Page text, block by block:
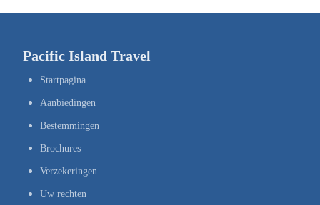
Pacific Island Travel
Startpagina
Aanbiedingen
Bestemmingen
Brochures
Verzekeringen
Uw rechten